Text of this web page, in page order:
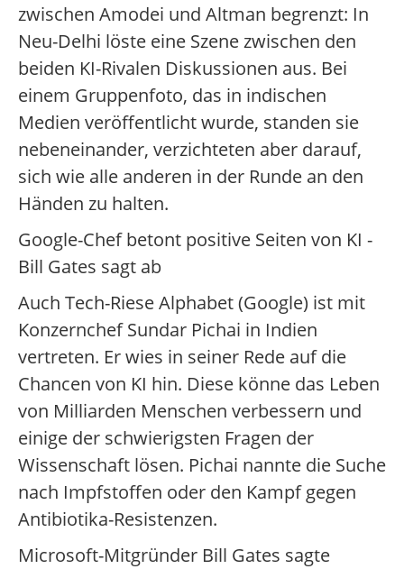
zwischen Amodei und Altman begrenzt: In
Neu-Delhi löste eine Szene zwischen den
beiden KI-Rivalen Diskussionen aus. Bei
einem Gruppenfoto, das in indischen
Medien veröffentlicht wurde, standen sie
nebeneinander, verzichteten aber darauf,
sich wie alle anderen in der Runde an den
Händen zu halten.
Google-Chef betont positive Seiten von KI -
Bill Gates sagt ab
Auch Tech-Riese Alphabet (Google) ist mit
Konzernchef Sundar Pichai in Indien
vertreten. Er wies in seiner Rede auf die
Chancen von KI hin. Diese könne das Leben
von Milliarden Menschen verbessern und
einige der schwierigsten Fragen der
Wissenschaft lösen. Pichai nannte die Suche
nach Impfstoffen oder den Kampf gegen
Antibiotika-Resistenzen.
Microsoft-Mitgründer Bill Gates sagte